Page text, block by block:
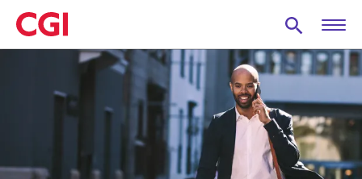
Skip
to
main